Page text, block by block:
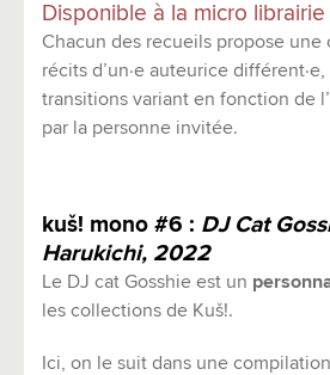
Disponible à la micro librairie
Chacun des recueils propose une
récits d’un·e auteurice
transitions variant en fonction de
par la personne invitée.
kuš! mono #6 : DJ Cat
Harukichi, 2022
Le DJ cat Gosshie est un
les collections de Kuš!.
Ici, on le suit dans une compilation